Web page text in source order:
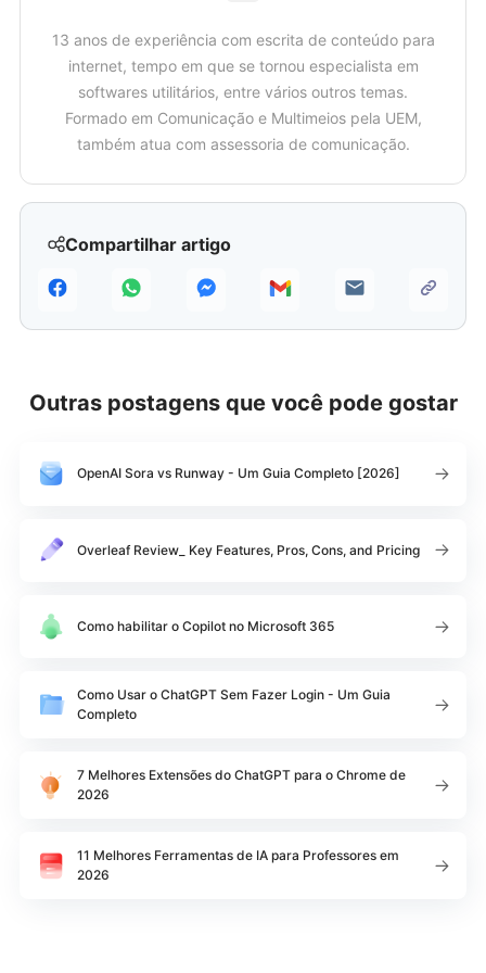
Compartilhar artigo
13 anos de experiência com escrita de conteúdo para
internet, tempo em que se tornou especialista em
softwares utilitários, entre vários outros temas.
Formado em Comunicação e Multimeios pela UEM,
também atua com assessoria de comunicação.
Outras postagens que você pode gostar
OpenAI Sora vs Runway - Um Guia Completo [2026]
Overleaf Review_ Key Features, Pros, Cons, and Pricing
Como habilitar o Copilot no Microsoft 365
Como Usar o ChatGPT Sem Fazer Login - Um Guia
Completo
7 Melhores Extensões do ChatGPT para o Chrome de
2026
11 Melhores Ferramentas de IA para Professores em
2026